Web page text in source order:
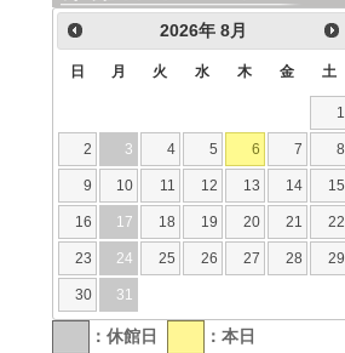
2026年8月
日 月 火 水 木 金 土
1
2 3 4 5 6 7 8
9 10 11 12 13 14 15
16 17 18 19 20 21 22
23 24 25 26 27 28 29
30 31
：休館日 ：本日